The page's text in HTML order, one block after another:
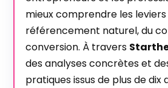
mieux comprendre les leviers
référencement naturel, du
conversion. À travers
des analyses concrètes et
pratiques issus de plus de dix